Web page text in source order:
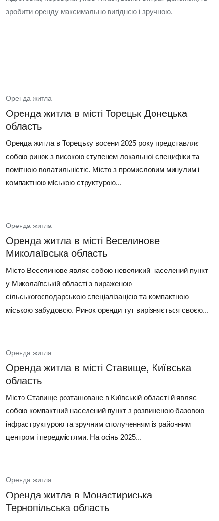
зробити оренду максимально вигідною і зручною.
Оренда житла
Оренда житла в місті Торецьк Донецька
область
Оренда житла в Торецьку восени 2025 року представляє
собою ринок з високою ступенем локальної специфіки та
помітною волатильністю. Місто з промисловим минулим і
компактною міською структурою...
Оренда житла
Оренда житла в місті Веселинове
Миколаївська область
Місто Веселинове являє собою невеликий населений пункт
у Миколаївській області з вираженою
сільськогосподарською спеціалізацією та компактною
міською забудовою. Ринок оренди тут вирізняється своєю...
Оренда житла
Оренда житла в місті Ставище, Київська
область
Місто Ставище розташоване в Київській області й являє
собою компактний населений пункт з розвиненою базовою
інфраструктурою та зручним сполученням із районним
центром і передмістями. На осінь 2025...
Оренда житла
Оренда житла в Монастириська
Тернопільська область